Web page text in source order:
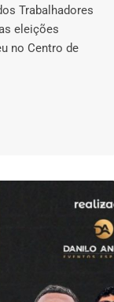
Trabalhadores
eleições
no Centro de